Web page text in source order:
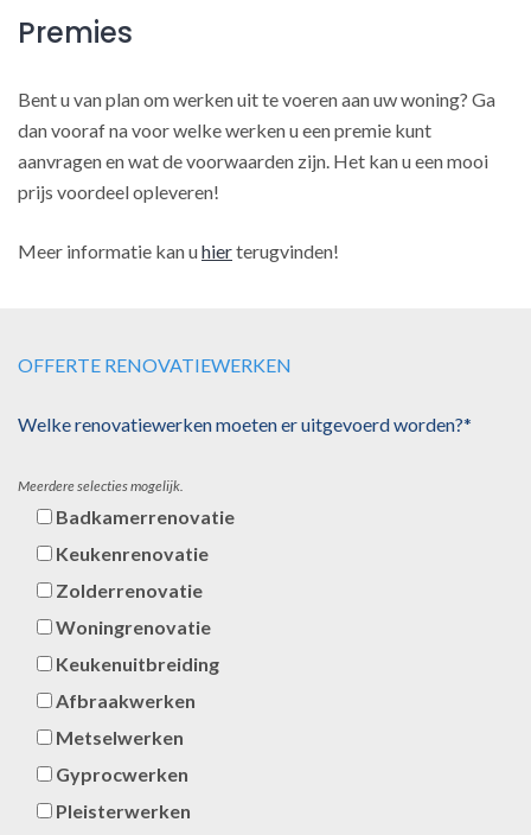
Premies
Bent u van plan om werken uit te voeren aan uw woning? Ga
dan vooraf na voor welke werken u een premie kunt
aanvragen en wat de voorwaarden zijn. Het kan u een mooi
prijs voordeel opleveren!
Meer informatie kan uhierterugvinden!
OFFERTE RENOVATIEWERKEN
Welke renovatiewerken moeten er uitgevoerd worden?*
Meerdere selecties mogelijk.
Badkamerrenovatie
Keukenrenovatie
Zolderrenovatie
Woningrenovatie
Keukenuitbreiding
Afbraakwerken
Metselwerken
Gyprocwerken
Pleisterwerken